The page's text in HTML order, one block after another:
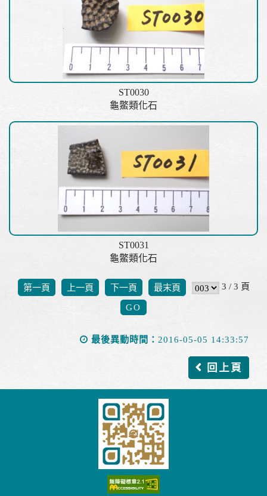
ST0030
龜鱉類化石
ST0031
龜鱉類化石
第一頁 上一頁 下一頁 最末頁 3 / 3 頁
最後異動時間： 2016-05-05 14:33:57
回上頁